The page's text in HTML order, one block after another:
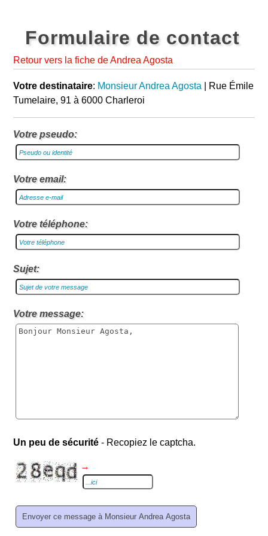
Formulaire de contact
Retour vers la fiche de Andrea Agosta
Votre destinataire: Monsieur Andrea Agosta | Rue Émile
Tumelaire, 91 à 6000 Charleroi
Votre pseudo:
Votre email:
Votre téléphone:
Sujet:
Votre message:
Un peu de sécurité - Recopiez le captcha.
→